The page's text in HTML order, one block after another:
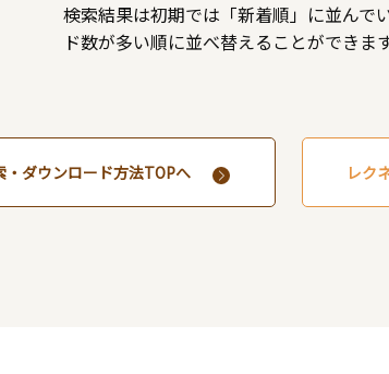
検索結果は初期では「新着順」に並んで
ド数が多い順に並べ替えることができます
・ダウンロード方法TOPへ レク